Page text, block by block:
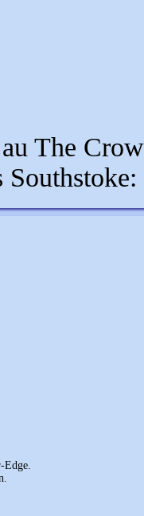
au The
Edge.